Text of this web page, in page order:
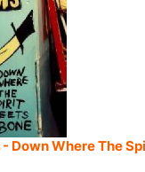
Down Where The